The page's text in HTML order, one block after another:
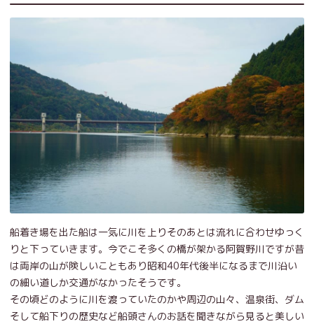
船着き場を出た船は一気に川を上りそのあとは流れに合わせゆっく
りと下っていきます。今でこそ多くの橋が架かる阿賀野川ですが昔
は両岸の山が険しいこともあり昭和40年代後半になるまで川沿い
の細い道しか交通がなかったそうです。
その頃どのように川を渡っていたのかや周辺の山々、温泉街、ダム
そして船下りの歴史など船頭さんのお話を聞きながら見ると美しい